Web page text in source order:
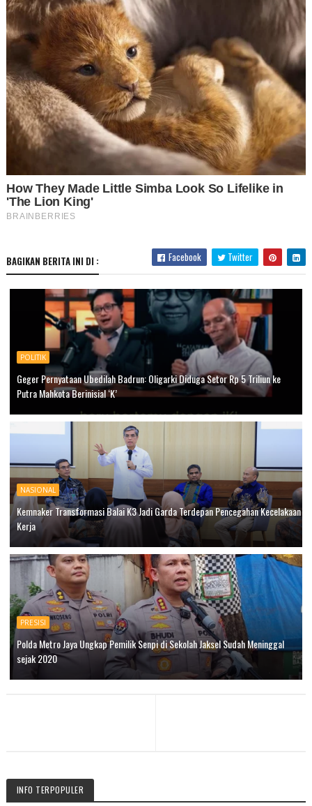
BAGIKAN BERITA INI DI : Facebook Twitter
POLITIK
Geger Pernyataan Ubedilah Badrun: Oligarki Diduga Setor Rp 5 Triliun ke
Putra Mahkota Berinisial ‘K’
NASIONAL
Kemnaker Transformasi Balai K3 Jadi Garda Terdepan Pencegahan Kecelakaan
Kerja
PRESISI
Polda Metro Jaya Ungkap Pemilik Senpi di Sekolah Jaksel Sudah Meninggal
sejak 2020
INFO TERPOPULER